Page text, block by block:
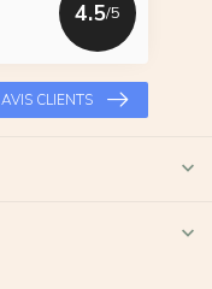
4.5/5
AVIS CLIENTS